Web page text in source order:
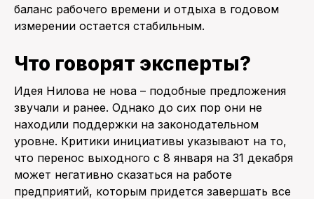
баланс рабочего времени и отдыха в годовом
измерении остается стабильным.
Что говорят эксперты?
Идея Нилова не нова – подобные предложения
звучали и ранее. Однако до сих пор они не
находили поддержки на законодательном
уровне. Критики инициативы указывают на то,
что перенос выходного с 8 января на 31 декабря
может негативно сказаться на работе
предприятий, которым придется завершать все